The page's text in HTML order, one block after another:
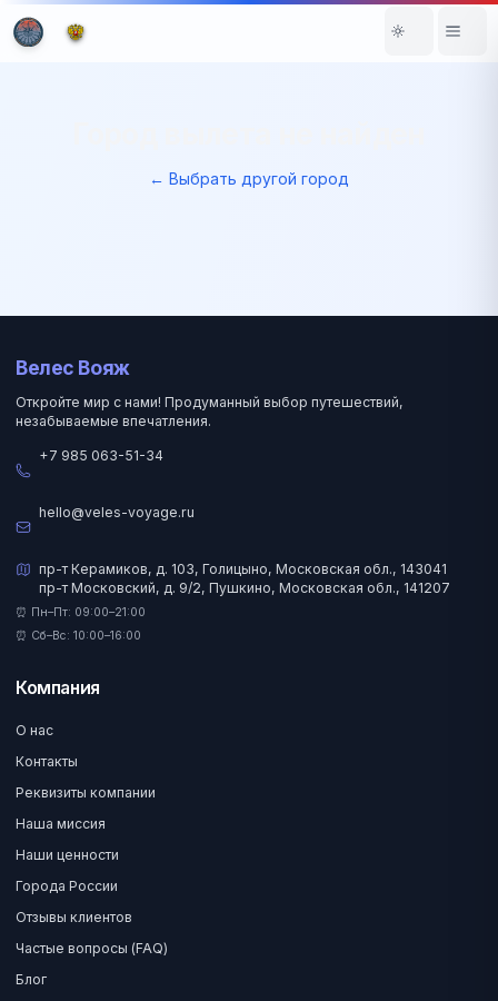
← Выбрать другой город
Велес Вояж
Откройте мир с нами! Продуманный выбор путешествий,
незабываемые впечатления.
+7 985 063-51-34
hello@veles-voyage.ru
пр-т Керамиков, д. 103, Голицыно, Московская обл., 143041
пр-т Московский, д. 9/2, Пушкино, Московская обл., 141207
⏰ Пн–Пт: 09:00–21:00
⏰ Сб–Вс: 10:00–16:00
Компания
О нас
Контакты
Реквизиты компании
Наша миссия
Наши ценности
Города России
Отзывы клиентов
Частые вопросы (FAQ)
Блог